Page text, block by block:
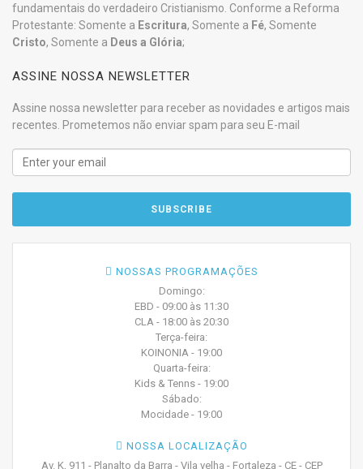
fundamentais do verdadeiro Cristianismo. Conforme a Reforma
Protestante: Somente a Escritura, Somente a Fé, Somente
Cristo, Somente a Deus a Glória;
ASSINE NOSSA NEWSLETTER
Assine nossa newsletter para receber as novidades e artigos mais
recentes. Prometemos não enviar spam para seu E-mail
NOSSAS PROGRAMAÇÕES
Domingo:
EBD - 09:00 às 11:30
CLA - 18:00 às 20:30
Terça-feira:
KOINONIA - 19:00
Quarta-feira:
Kids & Tenns - 19:00
Sábado:
Mocidade - 19:00
NOSSA LOCALIZAÇÃO
Av. K, 911 - Planalto da Barra - Vila velha - Fortaleza - CE - CEP